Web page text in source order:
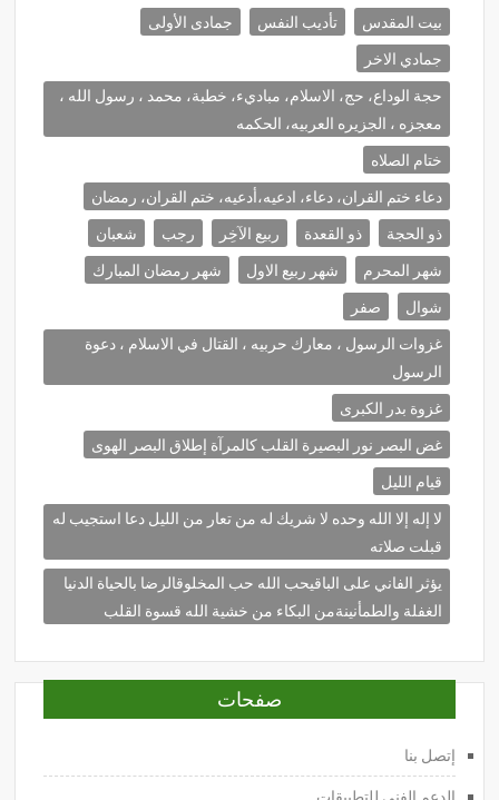
بيت المقدس
تأديب النفس
جمادى الأولى
جمادي الاخر
حجة الوداع، حج، الاسلام، مباديء، خطبة، محمد ، رسول الله ،
معجزه ، الجزيره العربيه، الحكمه
ختام الصلاه
دعاء ختم القران، دعاء، ادعيه،أدعيه، ختم القران، رمضان
ذو الحجة
ذو القعدة ربيع الآخِر رجب
شعبان
شهر المحرم
شهر ربيع الاول
شهر رمضان المبارك
شوال
صفر
غزوات الرسول ، معارك حربيه ، القتال في الاسلام ، دعوة
الرسول
غزوة بدر الكبرى
غض البصر نور البصيرة القلب كالمرآة إطلاق البصر الهوى
قيام الليل
لا إله إلا الله وحده لا شريك له من تعار من الليل دعا استجيب له
قبلت صلاته
يؤثر الفاني على الباقيحب الله حب المخلوقالرضا بالحياة الدنيا
الغفلة والطمأنينةمن البكاء من خشية الله قسوة القلب
صفحات
إتصل بنا